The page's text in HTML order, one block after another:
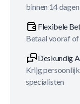
binnen 14 dagen
Flexibele
Betaal vooraf
Deskundig
Krijg persoonlijk
specialisten